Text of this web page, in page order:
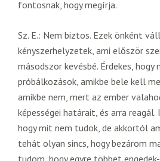
fontosnak, hogy megírja.
Sz. E.: Nem biztos. Ezek önként
kényszerhelyzetek, ami először
másodszor kevésbé. Érdekes, hogy
próbálkozások, amikbe bele kell
amikbe nem, mert az ember
képességei határait, és arra
hogy mit nem tudok, de akkortól
tehát olyan sincs, hogy bezárom
tudom, hogy egyre többet